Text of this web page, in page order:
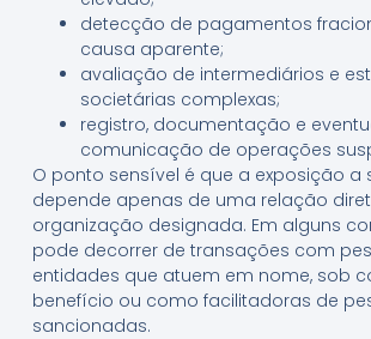
detecção de pagamentos
causa aparente;
avaliação de intermediários e
societárias complexas;
registro, documentação e
comunicação de operações
O ponto sensível é que a exposição a
depende apenas de uma relação
organização designada. Em alguns
pode decorrer de transações com
entidades que atuem em nome, sob
benefício ou como facilitadoras de
sancionadas.